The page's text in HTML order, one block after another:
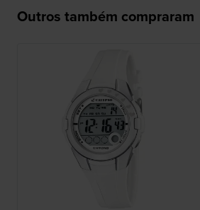
Outros também compraram